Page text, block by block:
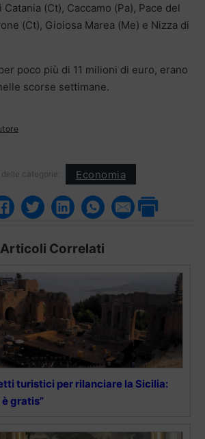
(Ct), Caccamo (Pa), Pace del
(Ct), Gioiosa Marea (Me) e Nizza di
poco più di 11 milioni di euro, erano
scorse settimane.
categorie: Economia
Articoli Correlati
turistici per rilanciare la Sicilia:
gratis”